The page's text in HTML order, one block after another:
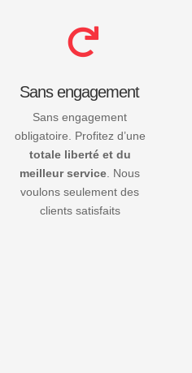

Sans engagement
Sans engagement
obligatoire. Profitez d’une
totale liberté et du
meilleur service . Nous
voulons seulement des
clients satisfaits